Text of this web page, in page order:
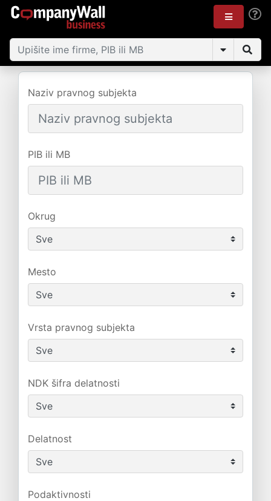
Naziv pravnog subjekta
PIB ili MB
Okrug
Mesto
Vrsta pravnog subjekta
NDK šifra delatnosti
Delatnost
Podaktivnosti